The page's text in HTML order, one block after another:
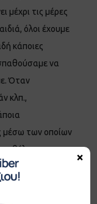
μέχρι τις μέρες
όλοι έχουμε
κάποιες
να
Όταν
κλπ.,
μέσω των οποίων
θέλαμε και
ήταν η προσοχή
αυτό,
×